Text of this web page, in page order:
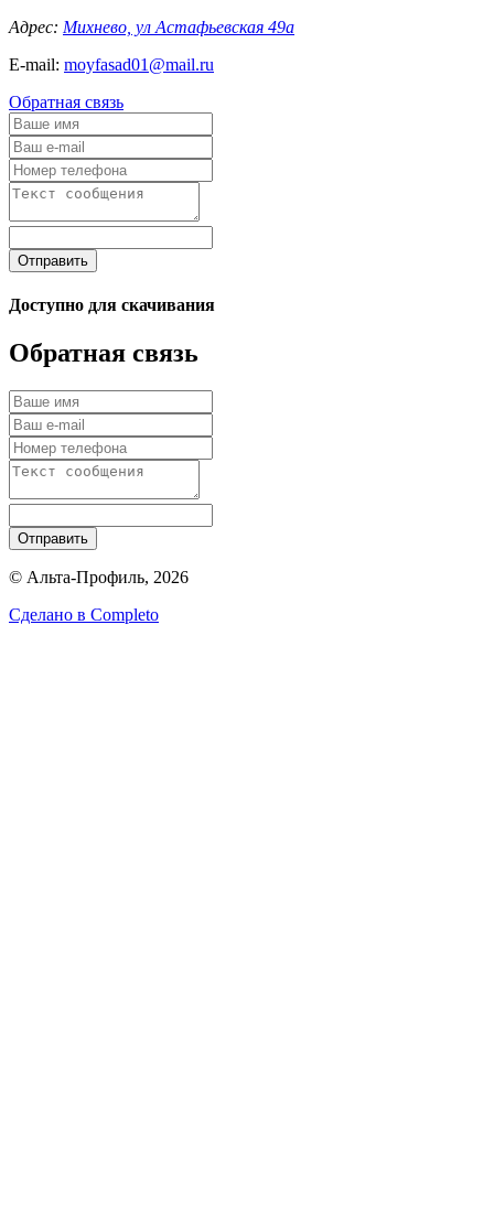
Адрес: Михнево, ул Астафьевская 49а
E-mail: moyfasad01@mail.ru
Обратная связь
Отправить
Доступно для скачивания
Обратная связь
Отправить
© Альта-Профиль, 2026
Сделано в Completo